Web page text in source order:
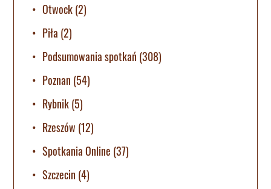
Otwock(2)
Piła (2)
Podsumowania spotkań (308)
Poznan (54)
Rybnik(5)
Rzeszów (12)
Spotkania Online (37)
Szczecin (4)